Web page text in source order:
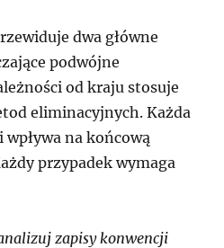
dwa główne
podwójne
od kraju stosuje
eliminacyjnych. Każda
wpływa na końcową
przypadek wymaga
zapisy konwencji